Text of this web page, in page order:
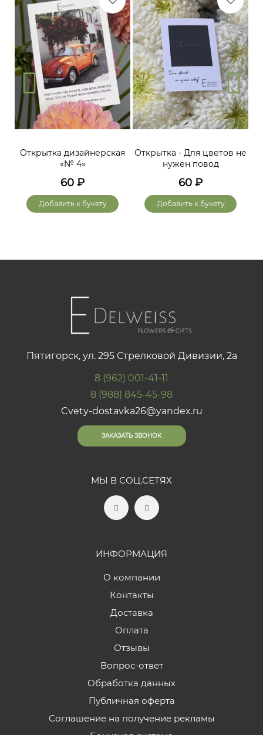
Открытка дизайнерская
«№ 4»
60 ₽
Добавить к букету
Открытка - Для цветов не
нужен повод
60 ₽
Добавить к букету
Пятигорск, ул. 295 Стрелковой Дивизии, 2а
8 (962) 001-41-11
8 (988) 845-45-98
Cvety-dostavka26@yandex.ru
ЗАКАЗАТЬ ЗВОНОК
МЫ В СОЦ.СЕТЯХ
ИНФОРМАЦИЯ
О компании
Контакты
Доставка
Оплата
Отзывы
Вопрос-ответ
Обработка данных
Публичная оферта
Соглашение на получение рекламы